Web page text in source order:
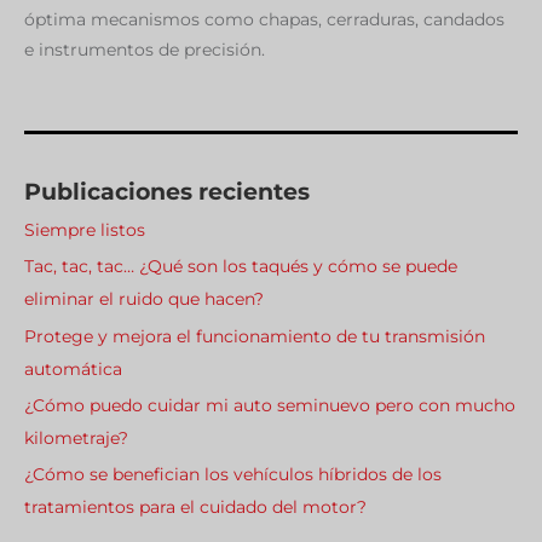
óptima mecanismos como chapas, cerraduras, candados
e instrumentos de precisión.
Publicaciones recientes
Siempre listos
Tac, tac, tac… ¿Qué son los taqués y cómo se puede
eliminar el ruido que hacen?
Protege y mejora el funcionamiento de tu transmisión
automática
¿Cómo puedo cuidar mi auto seminuevo pero con mucho
kilometraje?
¿Cómo se benefician los vehículos híbridos de los
tratamientos para el cuidado del motor?